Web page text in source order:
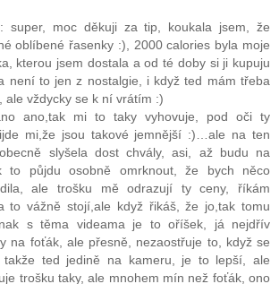
super, moc děkuji za tip, koukala jsem, že
oblíbené řasenky :), 2000 calories byla moje
kterou jsem dostala a od té doby si ji kupuju
není to jen z nostalgie, i když ted mám třeba
ale vždycky se k ní vrátím :)
ano,tak mi to taky vyhovuje, pod oči ty
mi,že jsou takové jemnější :)…ale na ten
slyšela dost chvály, asi, až budu na
to půjdu osobně omrknout, že bych něco
ale trošku mě odrazují ty ceny, říkám
to vážně stojí,ale když řikáš, že jo,tak tomu
s těma videama je to oříšek, já nejdřív
na foťák, ale přesně, nezaostřuje to, když se
takže ted jedině na kameru, je to lepší, ale
trošku taky, ale mnohem mín než foťák, ono